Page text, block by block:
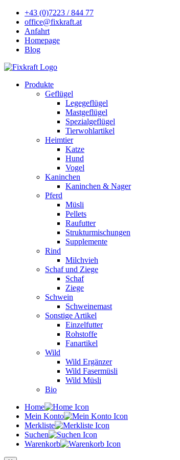
+43 (0)7223 / 844 77
office@fixkraft.at
Anfahrt
Homepage
Blog
Produkte
Geflügel
Legegeflügel
Mastgeflügel
Spezialgeflügel
Tierwohlartikel
Heimtier
Katze
Hund
Vogel
Kaninchen
Kaninchen & Nager
Pferd
Müsli
Pellets
Raufutter
Strukturmischungen
Supplemente
Rind
Milchvieh
Schaf und Ziege
Schaf
Ziege
Schwein
Schweinemast
Sonstige Artikel
Einzelfutter
Rohstoffe
Fanartikel
Wild
Wild Ergänzer
Wild Fasermüsli
Wild Müsli
Bio
Home
Mein Konto
Merkliste
Suchen
Warenkorb